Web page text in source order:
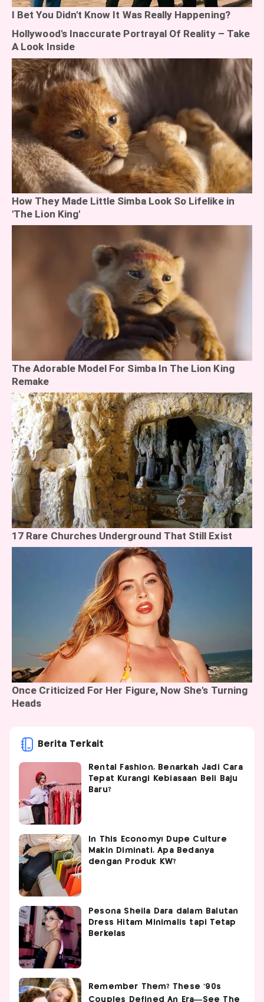
Berita Terkait
Rental Fashion, Benarkah Jadi Cara
Tepat Kurangi Kebiasaan Beli Baju
Baru?
In This Economy! Dupe Culture
Makin Diminati, Apa Bedanya
dengan Produk KW?
Pesona Sheila Dara dalam Balutan
Dress Hitam Minimalis tapi Tetap
Berkelas